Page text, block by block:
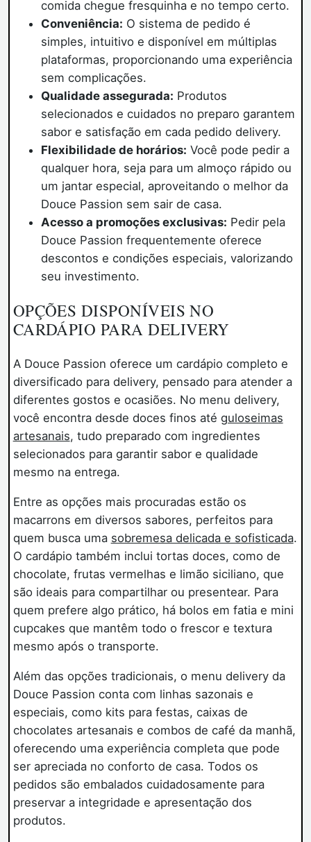
comida chegue fresquinha e no tempo certo.
Conveniência: O sistema de pedido é
simples, intuitivo e disponível em múltiplas
plataformas, proporcionando uma experiência
sem complicações.
Qualidade assegurada: Produtos
selecionados e cuidados no preparo garantem
sabor e satisfação em cada pedido delivery.
Flexibilidade de horários: Você pode pedir a
qualquer hora, seja para um almoço rápido ou
um jantar especial, aproveitando o melhor da
Douce Passion sem sair de casa.
Acesso a promoções exclusivas: Pedir pela
Douce Passion frequentemente oferece
descontos e condições especiais, valorizando
seu investimento.
OPÇÕES DISPONÍVEIS NO
CARDÁPIO PARA DELIVERY
A Douce Passion oferece um cardápio completo e
diversificado para delivery, pensado para atender a
diferentes gostos e ocasiões. No menu delivery,
você encontra desde doces finos até guloseimas
artesanais, tudo preparado com ingredientes
selecionados para garantir sabor e qualidade
mesmo na entrega.
Entre as opções mais procuradas estão os
macarrons em diversos sabores, perfeitos para
quem busca uma sobremesa delicada e sofisticada.
O cardápio também inclui tortas doces, como de
chocolate, frutas vermelhas e limão siciliano, que
são ideais para compartilhar ou presentear. Para
quem prefere algo prático, há bolos em fatia e mini
cupcakes que mantêm todo o frescor e textura
mesmo após o transporte.
Além das opções tradicionais, o menu delivery da
Douce Passion conta com linhas sazonais e
especiais, como kits para festas, caixas de
chocolates artesanais e combos de café da manhã,
oferecendo uma experiência completa que pode
ser apreciada no conforto de casa. Todos os
pedidos são embalados cuidadosamente para
preservar a integridade e apresentação dos
produtos.